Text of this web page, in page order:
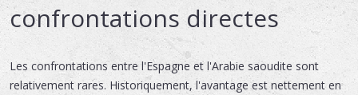
confrontations directes
Les confrontations entre l'Espagne et l'Arabie saoudite sont
relativement rares. Historiquement, l'avantage est nettement en